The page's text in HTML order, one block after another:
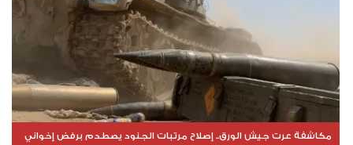
مكاشفة عرت جيش الورق.. إصلاح مرتبات الجنود يصطدم برفض إخواني